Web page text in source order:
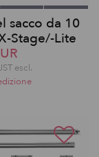
sacco da 10
Stage/-Lite
escl.